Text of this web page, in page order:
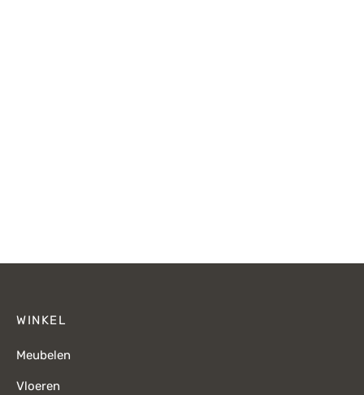
WINKEL
Meubelen
Vloeren